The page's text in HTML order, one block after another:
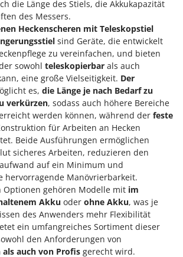
die Länge des Stiels, die Akkukapazität
des Messers.
Heckenscheren mit Teleskopstiel
sind Geräte, die entwickelt
zu vereinfachen, und bieten
sowohl teleskopierbar als auch
eine große Vielseitigkeit. Der
es, die Länge je nach Bedarf zu
verkürzen, sodass auch höhere Bereiche
werden können, während der feste
für Arbeiten an Hecken
Beide Ausführungen ermöglichen
sicheres Arbeiten, reduzieren den
auf ein Minimum und
hervorragende Manövrierbarkeit.
Optionen gehören Modelle mit im
Akku oder ohne Akku, was je
des Anwenders mehr Flexibilität
ein umfangreiches Sortiment dieser
den Anforderungen von
auch von Profis gerecht wird.